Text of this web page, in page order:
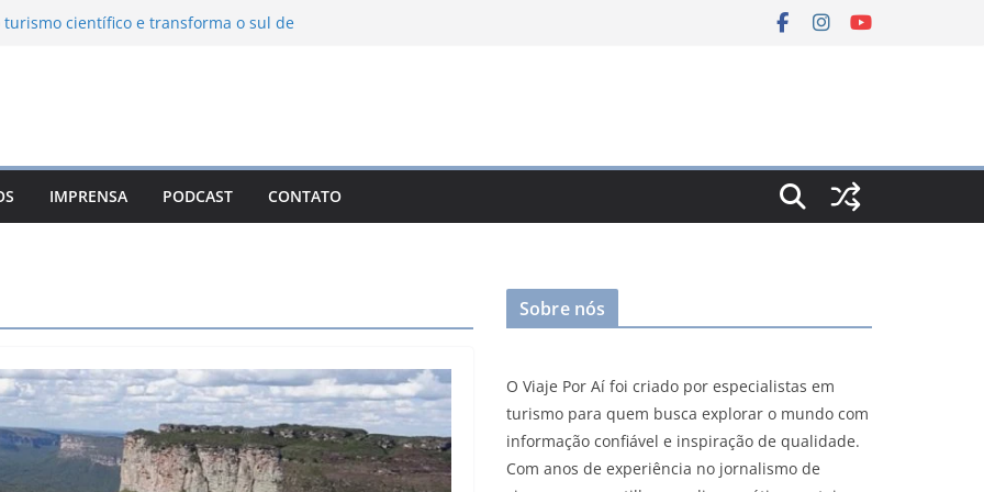
científico e transforma o sul de
das serras brasileiras
Ambiental Immensità bate recorde de
do Jordão
León: o Pueblo Mágico com ruas
e turismo à beira da represa
IMPRENSA PODCAST CONTATO
Sobre nós
O Viaje Por Aí foi criado por especialistas em
turismo para quem busca explorar o mundo com
informação confiável e inspiração de qualidade.
Com anos de experiência no jornalismo de